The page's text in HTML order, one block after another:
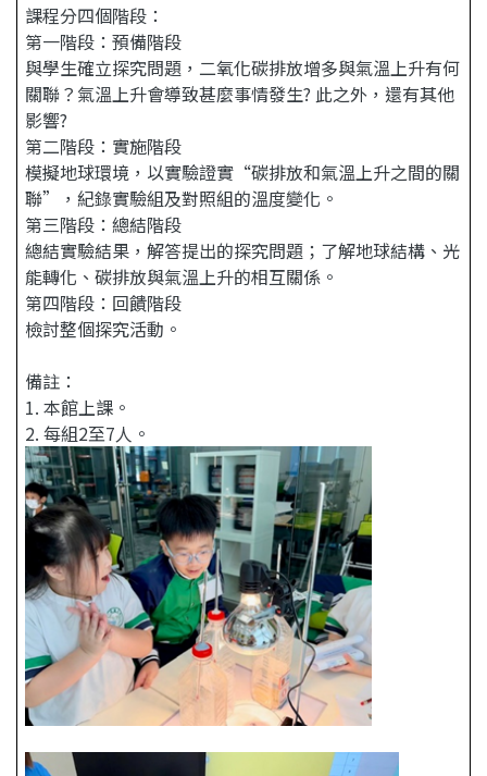
課程分四個階段：
第一階段：預備階段
與學生確立探究問題，二氧化碳排放增多與氣溫上升有何
關聯？氣溫上升會導致甚麼事情發生? 此之外，還有其他
影響?
第二階段：實施階段
模擬地球環境，以實驗證實“碳排放和氣溫上升之間的關
聯”，紀錄實驗組及對照組的溫度變化。
第三階段：總結階段
總結實驗結果，解答提出的探究問題；了解地球結構、光
能轉化、碳排放與氣溫上升的相互關係。
第四階段：回饋階段
檢討整個探究活動。
備註：
1. 本館上課。
2. 每組2至7人。